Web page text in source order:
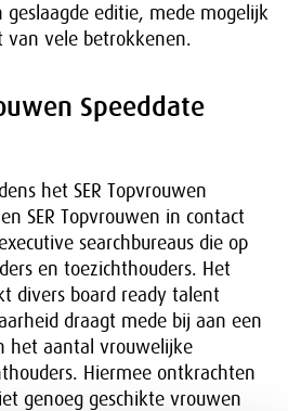
editie, mede mogelijk
van vele betrokkenen.
Speeddate
het SER Topvrouwen
SER Topvrouwen in contact
searchbureaus die op
en toezichthouders. Het
divers board ready talent
draagt mede bij aan een
het aantal vrouwelijke
Hiermee ontkrachten
genoeg geschikte vrouwen